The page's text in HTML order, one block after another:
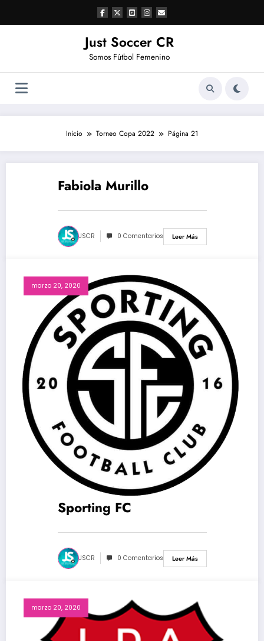
contenido
Just Soccer CR
Somos Fútbol Femenino
Inicio Torneo Copa 2022 Página 21
marzo 22, 2020Fabiola Murillo
JSCR 0 Comentarios Leer Más
marzo 20, 2020
Sporting FC
JSCR 0 Comentarios Leer Más
marzo 20, 2020